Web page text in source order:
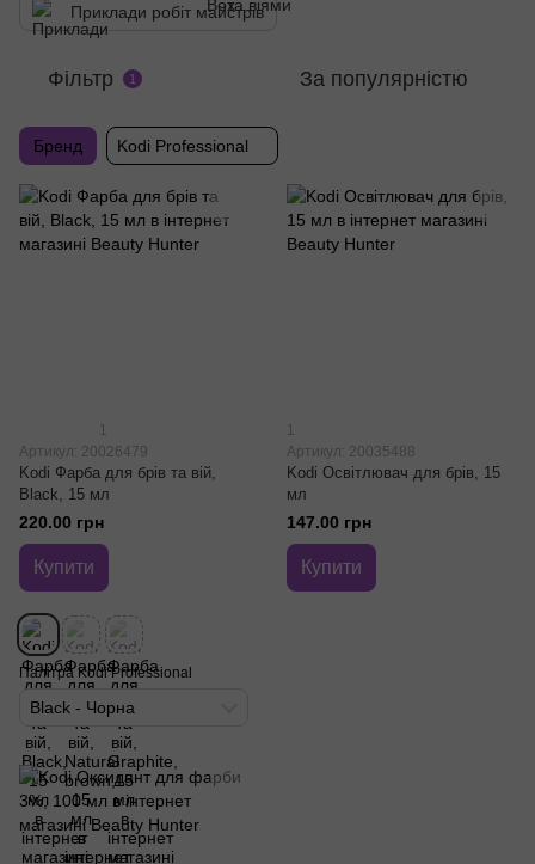
Приклади робіт майстрів
Фільтр 1 За популярністю
Бренд Kodi Professional
1
Артикул: 20026479
Kodi Фарба для брів та вій,
Black, 15 мл
220.00 грн
Купити
Палітра Kodi Professional
Black - Чорна
1
Артикул: 20035488
Kodi Освітлювач для брів, 15
мл
147.00 грн
Купити